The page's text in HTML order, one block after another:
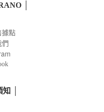
│
據點
們
知 │